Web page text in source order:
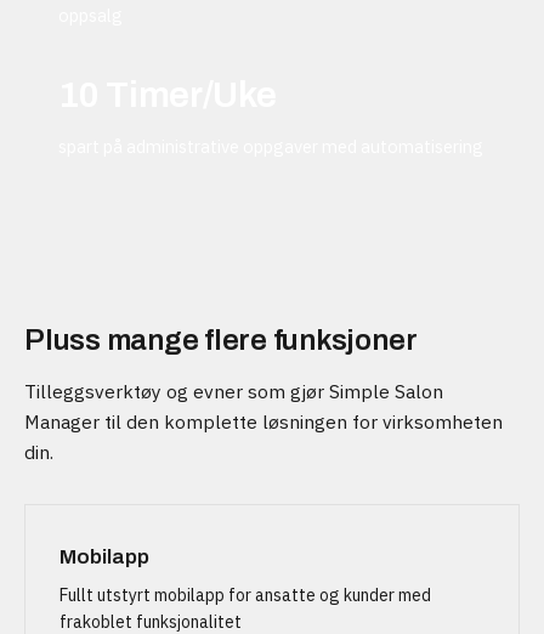
Pluss mange flere funksjoner
Tilleggsverktøy og evner som gjør Simple Salon
Manager til den komplette løsningen for virksomheten
din.
Mobilapp
Fullt utstyrt mobilapp for ansatte og kunder med
frakoblet funksjonalitet